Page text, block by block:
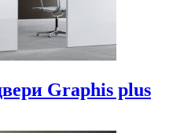
Graphis plus